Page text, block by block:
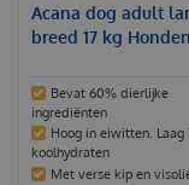
Acana dog adult
breed 17 kg
Bevat 60% dierlijke
ingrediënten
Hoog in eiwitten. Laag
koolhydraten
Met verse kip en